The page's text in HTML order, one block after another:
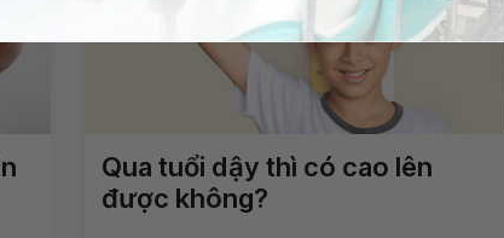
Qua tuổi dậy thì có cao lên
được không?